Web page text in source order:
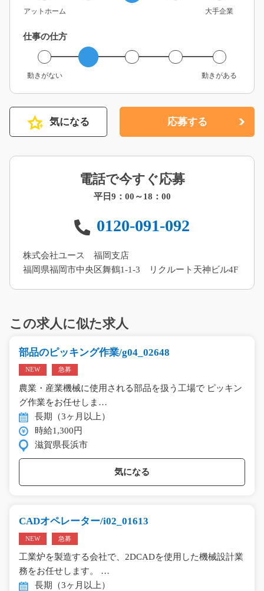
アットホーム 大手企業
仕事の仕方
動きがない 動きがある
気になる 応募する
電話で今すぐ応募
平日9：00～18：00
0120-091-092
株式会社ユース 福岡支店
福岡県福岡市中央区舞鶴1-1-3 リクルート天神ビル4F
この求人に似た求人
部品のピッキング作業/g04_02648
NEW 急募
農業・産業機械に使用される部品を扱う工場で ピッキン
グ作業をお任せしま…
長期（3ヶ月以上）
時給1,300円
滋賀県長浜市
気になる
CADオペレーター/i02_01613
NEW 急募
工業炉を製造する会社で、2DCADを使用した機械設計業
務をお任せします。 …
長期（3ヶ月以上）